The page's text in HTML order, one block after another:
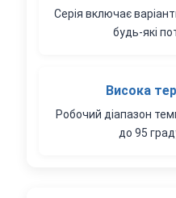
Серія включає
будь-які
Висока
Робочий діапазон
до 95